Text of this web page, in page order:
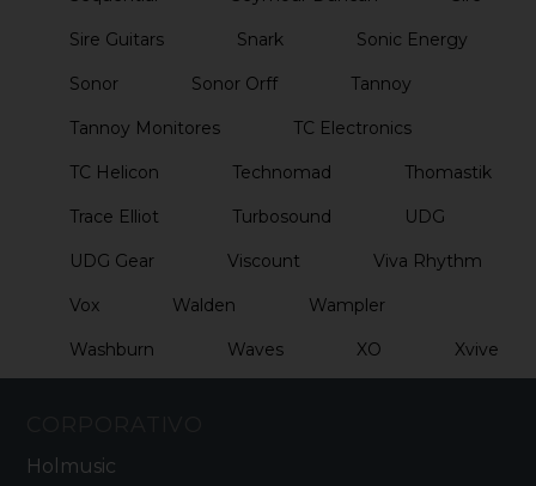
Sire Guitars Snark Sonic Energy
Sonor Sonor Orff Tannoy
Tannoy Monitores TC Electronics
TC Helicon Technomad Thomastik
Trace Elliot Turbosound UDG
UDG Gear Viscount Viva Rhythm
Vox Walden Wampler
Washburn Waves XO Xvive
Holmusic